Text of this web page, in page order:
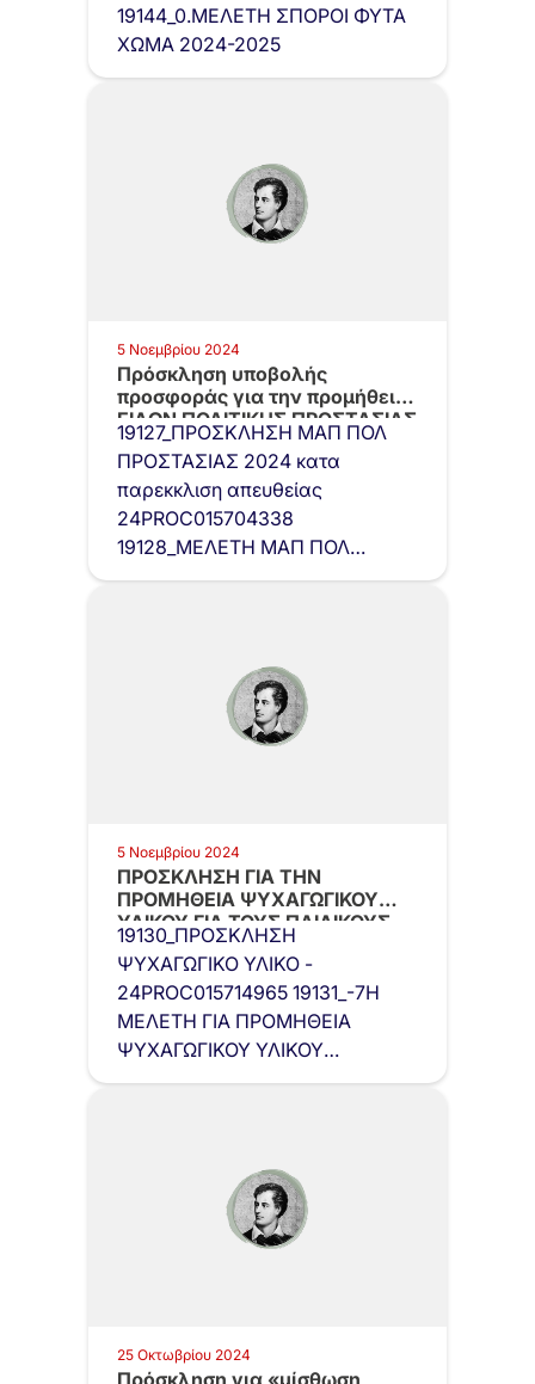
19144_0.ΜΕΛΕΤΗ ΣΠΟΡΟΙ ΦΥΤΑ
ΧΩΜΑ 2024-2025
5 Νοεμβρίου 2024
Πρόσκληση υποβολής
προσφοράς για την προμήθεια
ΕΙΔΩΝ ΠΟΛΙΤΙΚΗΣ ΠΡΟΣΤΑΣΙΑΣ
(ΜΑΠ)…
19127_ΠΡΟΣΚΛΗΣΗ ΜΑΠ ΠΟΛ
ΠΡΟΣΤΑΣΙΑΣ 2024 κατα
παρεκκλιση απευθείας
24PROC015704338
19128_ΜΕΛΕΤΗ ΜΑΠ ΠΟΛ
ΠΡΟΣΤΑΣΙΑΣ 2024 κατα
5 Νοεμβρίου 2024
ΠΡΟΣΚΛΗΣΗ ΓΙΑ ΤΗΝ
ΠΡΟΜΗΘΕΙΑ ΨΥΧΑΓΩΓΙΚΟΥ
ΥΛΙΚΟΥ ΓΙΑ ΤΟΥΣ ΠΑΙΔΙΚΟΥΣ
ΣΤΑΘΜΟΥΣ
19130_ΠΡΟΣΚΛΗΣΗ
ΨΥΧΑΓΩΓΙΚΟ ΥΛΙΚΟ -
24PROC015714965 19131_-7Η
ΜΕΛΕΤΗ ΓΙΑ ΠΡΟΜΗΘΕΙΑ
ΨΥΧΑΓΩΓΙΚΟΥ ΥΛΙΚΟΥ
ΒΡΕΦΙΚΩΝ - ΠΑΙΔΙΚΩΝ
25 Οκτωβρίου 2024
Πρόσκληση για «μίσθωση